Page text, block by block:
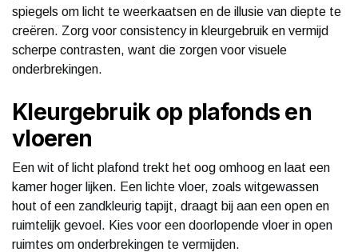
spiegels om licht te weerkaatsen en de illusie van diepte te
creëren. Zorg voor consistency in kleurgebruik en vermijd
scherpe contrasten, want die zorgen voor visuele
onderbrekingen.
Kleurgebruik op plafonds en
vloeren
Een wit of licht plafond trekt het oog omhoog en laat een
kamer hoger lijken. Een lichte vloer, zoals witgewassen
hout of een zandkleurig tapijt, draagt bij aan een open en
ruimtelijk gevoel. Kies voor een doorlopende vloer in open
ruimtes om onderbrekingen te vermijden.